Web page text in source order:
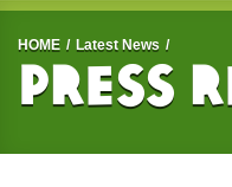
Start main content
HOME Latest News
Press